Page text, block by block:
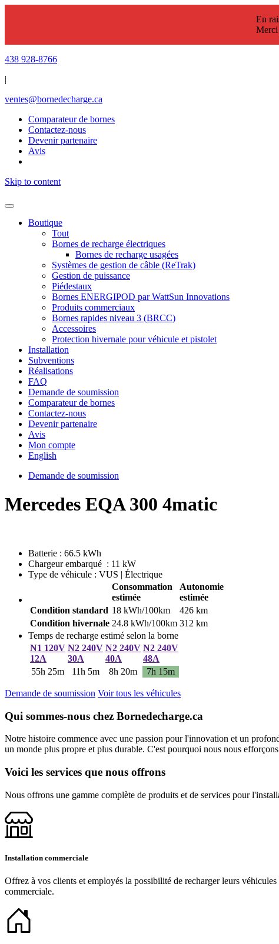
En
Merci
438 928-8766
|
ventes@bornedecharge.ca
Comparateur de bornes
Contactez-nous
Devenir partenaire
Avis
Skip to content
Boutique
Tout
Bornes de recharge électriques
Bornes de recharge usagées
Systèmes de gestion de câble (ReTrak)
Gestion de puissance
Piédestaux
Bornes ENERGIPOD par WattSun Innovations
Produits commerciaux
Bornes rapides niveau 3 (BRCC)
Accessoires
Protection hivernale pour véhicule et pistolet
Installation
Subventions
Réalisations
FAQ
Demande de soumission
Comparateur de bornes
Contactez-nous
Devenir partenaire
Avis
Mon compte
English
Demande de soumission
Mercedes EQA 300 4matic
Batterie : 66.5 kWh
Chargeur embarqué : 11 kW
Type de véhicule : VUS | Électrique
Consommation
estimée
Autonomie
estimée
Condition standard 18 kWh/100km
426 km
Condition hivernale 24.8 kWh/100km 312 km
Temps de recharge estimé selon la borne
N1 120V
12A
N2 240V
30A
N2 240V
40A
N2 240V
48A
55h 25m
11h 5m 8h 20m 7h 15m
Demande de soumission Voir tous les véhicules
Qui sommes-nous chez Bornedecharge.ca
Notre histoire commence avec une passion pour l'innovation et un
un monde plus propre et plus durable. C'est pourquoi nous nous
Voici les services que nous offrons
Nous offrons une gamme complète de produits et de services pour
Installation commerciale
Offrez à vos clients et employés la possibilité de recharger leurs
commerciale.